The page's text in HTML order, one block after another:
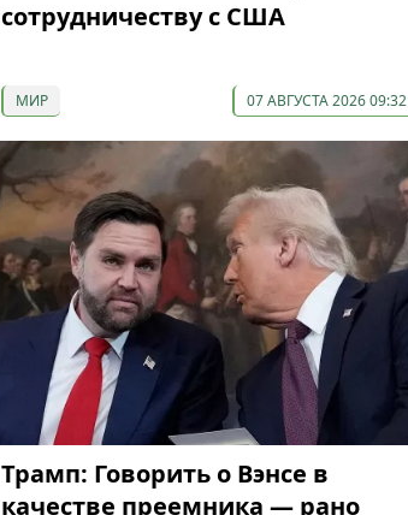
сотрудничеству с США
МИР 07 АВГУСТА 2026 09:32
Трамп: Говорить о Вэнсе в
качестве преемника — рано